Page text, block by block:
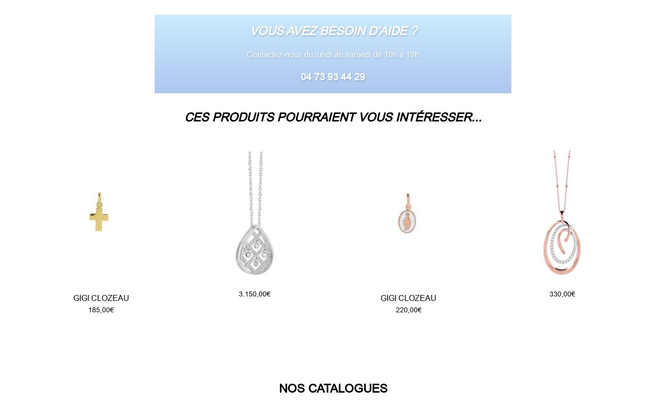
VOUS AVEZ BESOIN D'AIDE ?
Contactez-nous du lundi au samedi de 10h à 19h
04 73 93 44 29
CES PRODUITS POURRAIENT VOUS INTÉRESSER...
GIGI CLOZEAU
185,00€
3.150,00€ GIGI CLOZEAU
220,00€
330,00€
NOS CATALOGUES